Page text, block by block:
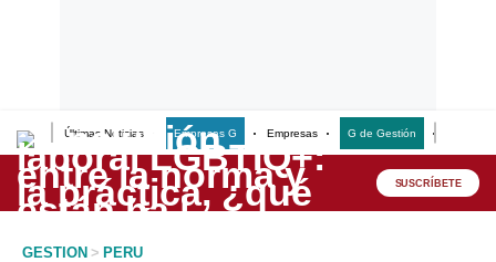
Últimas Noticias Empresas G Empresas G de Gestión
Lo último
Peru Quiosco SUSCRÍBETE
GESTION > PERU